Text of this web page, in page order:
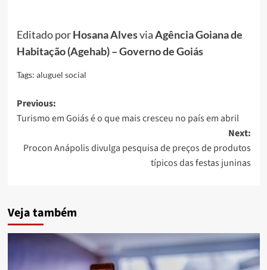
Editado porHosana AlvesviaAgência Goiana de
Habitação (Agehab) – Governo de Goiás
Tags: aluguel social
Post
navigation
Previous:
Turismo em Goiás é o que mais cresceu no país em abril
Next:
Procon Anápolis divulga pesquisa de preços de produtos
típicos das festas juninas
Veja também